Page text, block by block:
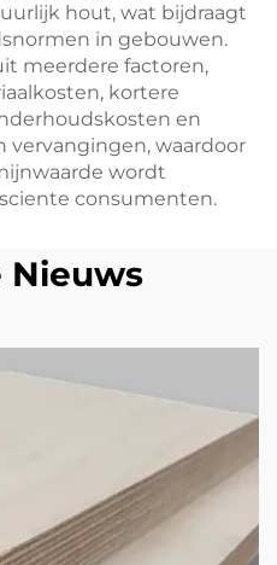
hout, wat bijdraagt
in gebouwen.
meerdere factoren,
kortere
en
vervangingen, waardoor
wordt
consumenten.
Nieuws